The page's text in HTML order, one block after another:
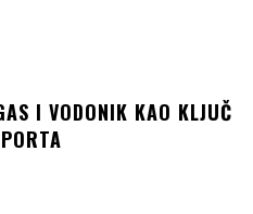
I VODONIK KAO KLJUČ